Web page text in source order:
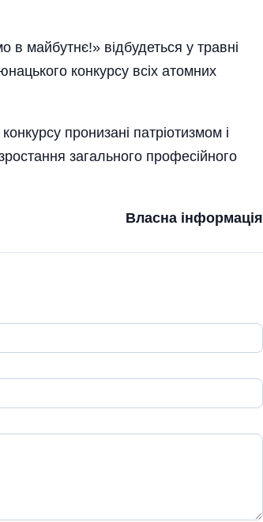
майбутнє!» відбудеться у травні
конкурсу всіх атомних
пронизані патріотизмом і
загального професійного
Власна інформація